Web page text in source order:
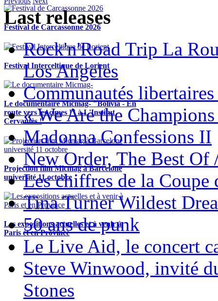
Festival de Carcassonne 2026
Festival Interceltique de Lorient
Le documentaire Micmag- "Bolivia - En
route vers les cimes !" à L'Institut
Cervantès !
Projection film Micmag à Barcelone
université 11 octobre
Les expositions actuelles et à venir à
Paris et en Province
Last releases
Rock'n'Road Trip La
Los Angeles
Communautés libertaires
« We Are the
Madonna Confessions II
New Order, The Best Of
Les chiffres de la Coupe
Tina Turner Wildest
50 ans de punk
Le Live Aid, le concert
Steve Winwood, invité
Stones